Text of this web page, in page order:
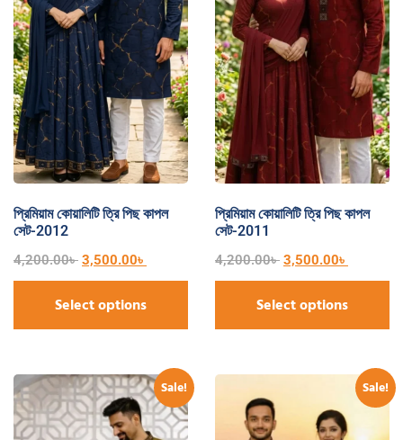
প্রিমিয়াম কোয়ালিটি ত্রি পিছ কাপল
সেট-2012
4,200.00৳ 3,500.00৳
Select options
প্রিমিয়াম কোয়ালিটি ত্রি পিছ কাপল
সেট-2011
4,200.00৳ 3,500.00৳
Select options
Sale! Sale!